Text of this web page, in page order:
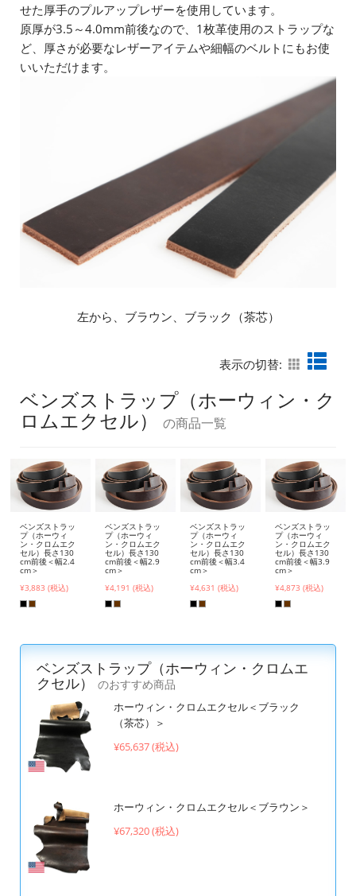
せた厚手のプルアップレザーを使用しています。
原厚が3.5～4.0mm前後なので、1枚革使用のストラップな
ど、厚さが必要なレザーアイテムや細幅のベルトにもお使
いいただけます。
左から、ブラウン、ブラック（茶芯）
表示の切替:
ベンズストラップ（ホーウィン・ク
ロムエクセル） の商品一覧
ベンズストラッ
プ（ホーウィ
ン・クロムエク
セル）長さ130
cm前後＜幅2.4
cm＞
¥3,883 (税込)
ベンズストラッ
プ（ホーウィ
ン・クロムエク
セル）長さ130
cm前後＜幅2.9
cm＞
¥4,191 (税込)
ベンズストラッ
プ（ホーウィ
ン・クロムエク
セル）長さ130
cm前後＜幅3.4
cm＞
¥4,631 (税込)
ベンズストラッ
プ（ホーウィ
ン・クロムエク
セル）長さ130
cm前後＜幅3.9
cm＞
¥4,873 (税込)
ベンズストラップ（ホーウィン・クロムエ
クセル）
のおすすめ商品
ホーウィン・クロムエクセル＜ブラック
（茶芯）＞
¥65,637 (税込)
ホーウィン・クロムエクセル＜ブラウン＞
¥67,320 (税込)